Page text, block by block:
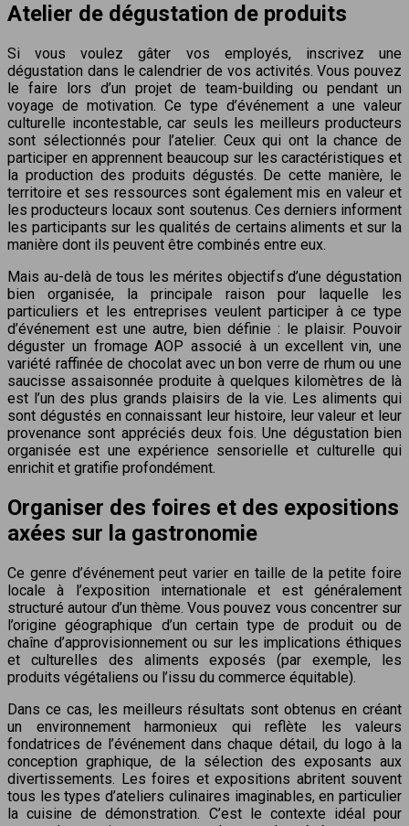
Atelier de dégustation de produits
Si vous voulez gâter vos employés, inscrivez une
dégustation dans le calendrier de vos activités. Vous pouvez
le faire lors d’un projet de team-building ou pendant un
voyage de motivation. Ce type d’événement a une valeur
culturelle incontestable, car seuls les meilleurs producteurs
sont sélectionnés pour l’atelier. Ceux qui ont la chance de
participer en apprennent beaucoup sur les caractéristiques et
la production des produits dégustés. De cette manière, le
territoire et ses ressources sont également mis en valeur et
les producteurs locaux sont soutenus. Ces derniers informent
les participants sur les qualités de certains aliments et sur la
manière dont ils peuvent être combinés entre eux.
Mais au-delà de tous les mérites objectifs d’une dégustation
bien organisée, la principale raison pour laquelle les
particuliers et les entreprises veulent participer à ce type
d’événement est une autre, bien définie : le plaisir. Pouvoir
déguster un fromage AOP associé à un excellent vin, une
variété raffinée de chocolat avec un bon verre de rhum ou une
saucisse assaisonnée produite à quelques kilomètres de là
est l’un des plus grands plaisirs de la vie. Les aliments qui
sont dégustés en connaissant leur histoire, leur valeur et leur
provenance sont appréciés deux fois. Une dégustation bien
organisée est une expérience sensorielle et culturelle qui
enrichit et gratifie profondément.
Organiser des foires et des expositions
axées sur la gastronomie
Ce genre d’événement peut varier en taille de la petite foire
locale à l’exposition internationale et est généralement
structuré autour d’un thème. Vous pouvez vous concentrer sur
l’origine géographique d’un certain type de produit ou de
chaîne d’approvisionnement ou sur les implications éthiques
et culturelles des aliments exposés (par exemple, les
produits végétaliens ou l’issu du commerce équitable).
Dans ce cas, les meilleurs résultats sont obtenus en créant
un environnement harmonieux qui reflète les valeurs
fondatrices de l’événement dans chaque détail, du logo à la
conception graphique, de la sélection des exposants aux
divertissements. Les foires et expositions abritent souvent
tous les types d’ateliers culinaires imaginables, en particulier
la cuisine de démonstration. C’est le contexte idéal pour